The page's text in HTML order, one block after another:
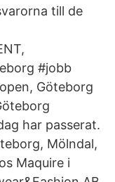
till de
#jobb
Göteborg
har passerat.
Mölndal,
Maquire i